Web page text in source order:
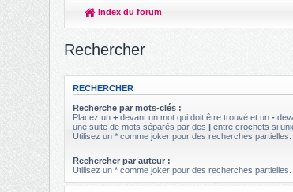
Index du forum
Rechercher
RECHERCHER
Recherche par mots-clés :
Placez un + devant un mot qui doit être trouvé et un -
une suite de mots séparés par des | entre crochets si
Utilisez un * comme joker pour des recherches partielles.
Rechercher par auteur :
Utilisez un * comme joker pour des recherches partielles.